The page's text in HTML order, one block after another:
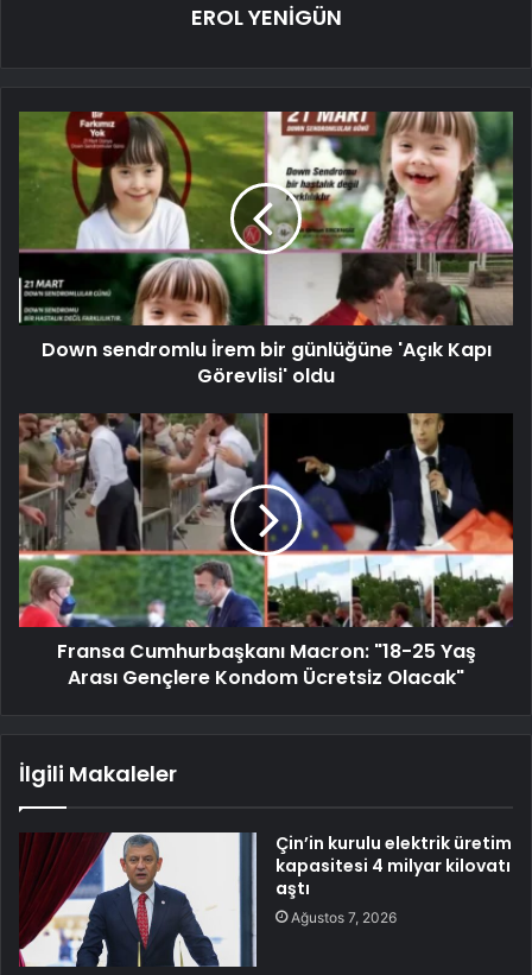
EROL YENİGÜN
Down sendromlu İrem bir günlüğüne 'Açık Kapı
Görevlisi' oldu
Fransa Cumhurbaşkanı Macron: "18-25 Yaş
Arası Gençlere Kondom Ücretsiz Olacak"
İlgili Makaleler
Çin’in kurulu elektrik üretim
kapasitesi 4 milyar kilovatı
aştı
Ağustos 7, 2026